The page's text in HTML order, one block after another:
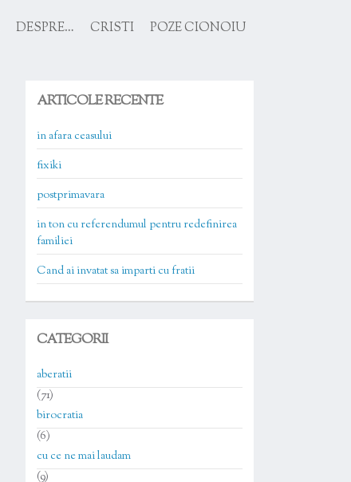
DESPRE… CRISTI POZE CIONOIU
ARTICOLE RECENTE
in afara ceasului
fixiki
postprimavara
in ton cu referendumul pentru redefinirea
familiei
Cand ai invatat sa imparti cu fratii
CATEGORII
aberatii
(71)
birocratia
(6)
cu ce ne mai laudam
(9)